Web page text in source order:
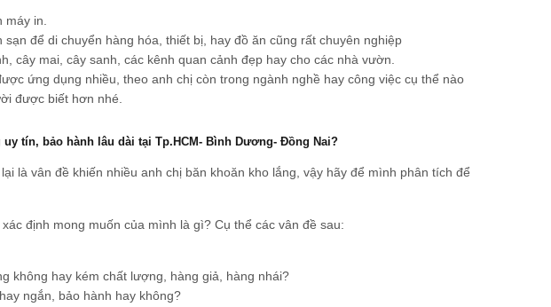
in.
để di chuyển hàng hóa, thiết bị, hay đồ ăn cũng rất chuyên nghiệp
cây mai, cây sanh, các kênh quan cảnh đẹp hay cho các nhà vườn.
ứng dụng nhiều, theo anh chị còn trong ngành nghề hay công việc cụ thể nào
được biết hơn nhé.
tín, bảo hành lâu dài tại Tp.HCM- Bình Dương- Đồng Nai?
là vân đề khiến nhiều anh chị băn khoăn kho lắng, vậy hãy để mình phân tích để
định mong muốn của mình là gì? Cụ thể các vân đề sau:
không hay kém chất lượng, hàng giả, hàng nhái?
ngắn, bảo hành hay không?